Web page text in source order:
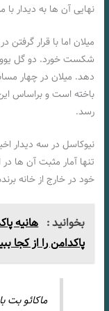
نهایی آن ها به دیدار
میلان اما با قرار گرفتن
شکست خورد. دو گل
دهد. میلان در چهار
باخته است و براساس
رسد.
نیوکاسل در سه دیدار
خود در خارج از خانه
بخوانید : هانیه
پاکدامن را از کجا
ماکائو بت